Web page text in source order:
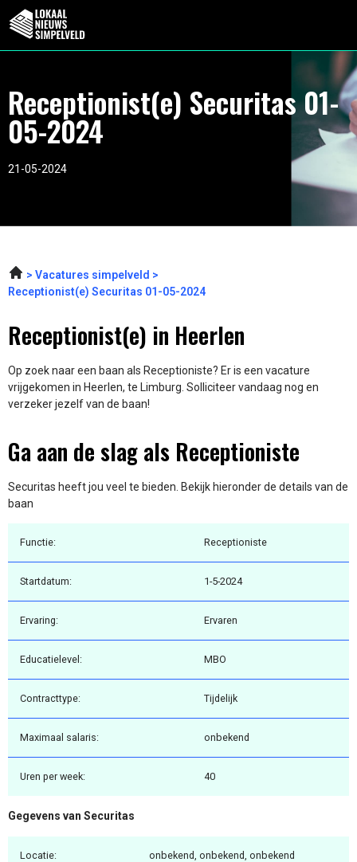
Receptionist(e) Securitas 01-
05-2024
21-05-2024
Vacatures simpelveld
Receptionist(e) Securitas 01-05-2024
Receptionist(e) in Heerlen
Op zoek naar een baan als Receptioniste? Er is een vacature
vrijgekomen in Heerlen, te Limburg. Solliciteer vandaag nog en
verzeker jezelf van de baan!
Ga aan de slag als Receptioniste
Securitas heeft jou veel te bieden. Bekijk hieronder de details van de
baan
Functie: Receptioniste
Startdatum: 1-5-2024
Ervaring: Ervaren
Educatielevel: MBO
Contracttype: Tijdelijk
Maximaal salaris: onbekend
Uren per week: 40
Gegevens van Securitas
Locatie: onbekend, onbekend, onbekend